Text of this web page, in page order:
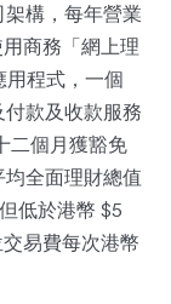
構，每年營業
商務「網上理
用程式，一個
款及收款服務
二個月獲豁免
全面理財總值
低於港幣 $5
易費每次港幣